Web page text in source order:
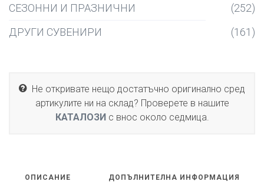
СЕЗОННИ И ПРАЗНИЧНИ
(252)
ДРУГИ СУВЕНИРИ
(161)
Не откривате нещо достатъчно оригинално сред
артикулите ни на склад? Проверете в нашите
КАТАЛОЗИс внос около седмица.
ОПИСАНИЕ ДОПЪЛНИТЕЛНА ИНФОРМАЦИЯ